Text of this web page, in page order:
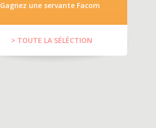
Gagnez une servante Facom
> TOUTE LA SÉLÉCTION